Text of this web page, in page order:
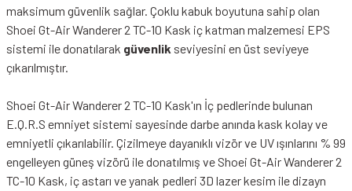
maksimum güvenlik sağlar. Çoklu kabuk boyutuna sahip olan
Shoei Gt-Air Wanderer 2 TC-10 Kask iç katman malzemesi EPS
sistemi ile donatılarak güvenlik seviyesini en üst seviyeye
çıkarılmıştır.
Shoei Gt-Air Wanderer 2 TC-10 Kask'ın İç pedlerinde bulunan
E.Q.R.S emniyet sistemi sayesinde darbe anında kask kolay ve
emniyetli çıkarılabilir. Çizilmeye dayanıklı vizör ve UV ışınlarını % 99
engelleyen güneş vizörü ile donatılmış ve Shoei Gt-Air Wanderer 2
TC-10 Kask, iç astarı ve yanak pedleri 3D lazer kesim ile dizayn